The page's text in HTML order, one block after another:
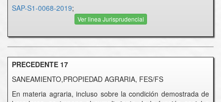
SAP-S1-0068-2019;
Ver linea Jurisprudencial
PRECEDENTE 17
SANEAMIENTO,PROPIEDAD AGRARIA, FES/FS
En materia agraria, incluso sobre la condición demostrada de